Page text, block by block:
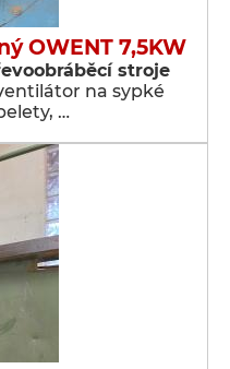
OWENT 7,5KW
stroje
na sypké
…